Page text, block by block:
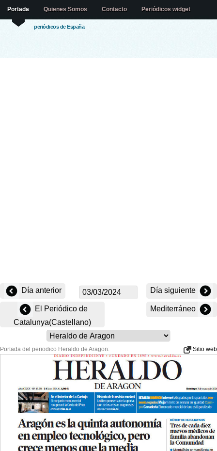
periódicos de España
Portada Quienes Somos Contacto Periódicos widget
Día anterior Día siguiente
El Periódico de
Catalunya(Castellano)
Mediterráneo
Portada del periodico Heraldo de Aragon: Sitio web